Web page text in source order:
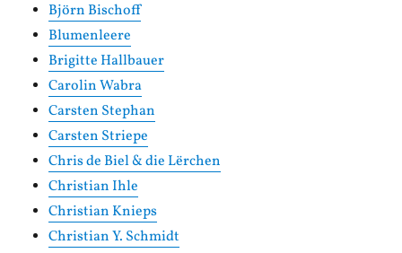
Björn Bischoff
Blumenleere
Brigitte Hallbauer
Carolin Wabra
Carsten Stephan
Carsten Striepe
Chris de Biel & die Lërchen
Christian Ihle
Christian Knieps
Christian Y. Schmidt